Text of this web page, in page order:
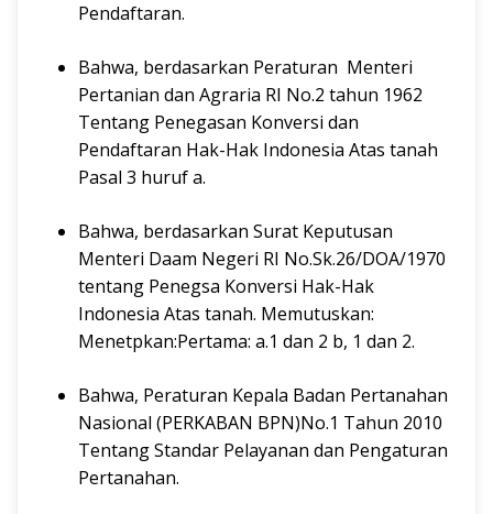
Pendaftaran.
Bahwa, berdasarkan Peraturan Menteri
Pertanian dan Agraria RI No.2 tahun 1962
Tentang Penegasan Konversi dan
Pendaftaran Hak-Hak Indonesia Atas tanah
Pasal 3 huruf a.
Bahwa, berdasarkan Surat Keputusan
Menteri Daam Negeri RI No.Sk.26/DOA/1970
tentang Penegsa Konversi Hak-Hak
Indonesia Atas tanah. Memutuskan:
Menetpkan:Pertama: a.1 dan 2 b, 1 dan 2.
Bahwa, Peraturan Kepala Badan Pertanahan
Nasional (PERKABAN BPN)No.1 Tahun 2010
Tentang Standar Pelayanan dan Pengaturan
Pertanahan.